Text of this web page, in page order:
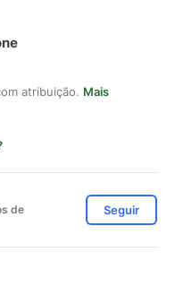
atribuição. Mais
de
Seguir